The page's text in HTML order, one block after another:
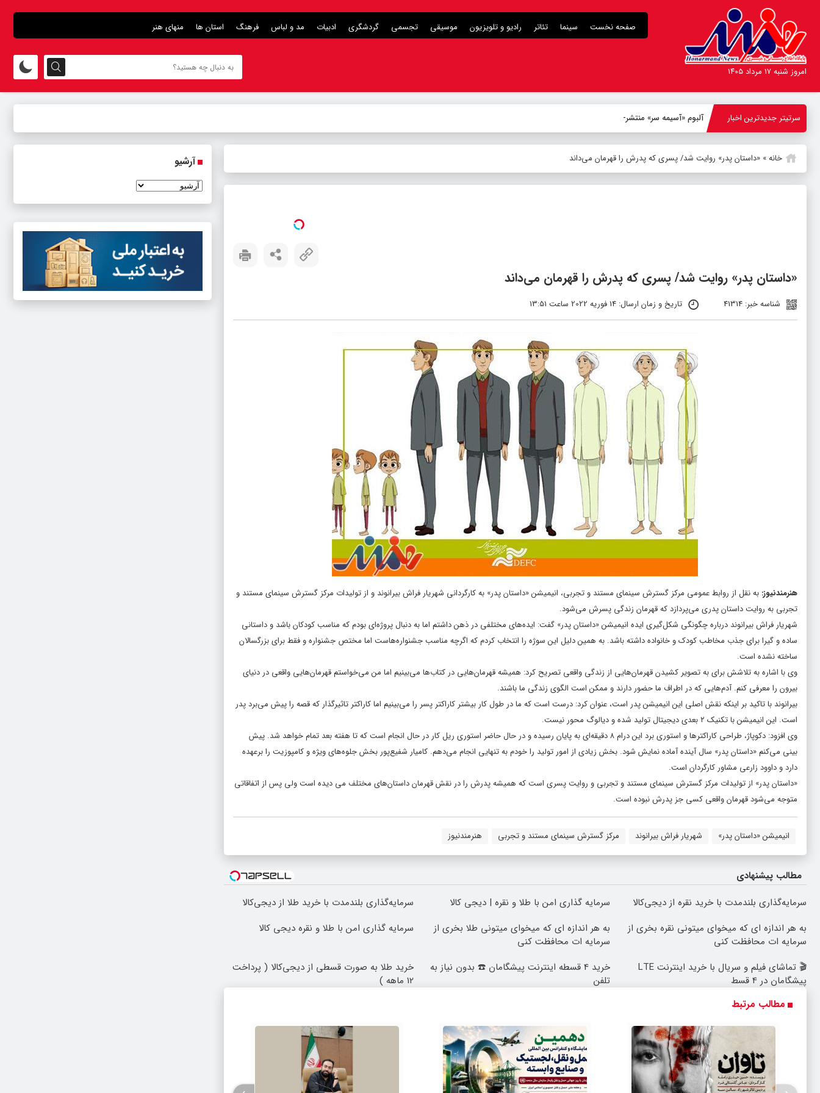
صفحه نخست سینما تئاتر رادیو و تلویزیون موسیقی تجسمی گردشگری ادبیات مد و لباس فرهنگ استان ها منهای هنر
امروز شنبه ۱۷ مرداد ۱۴۰۵
سرتیتر جدیدترین اخبار آلبوم «آسیمه سر» منتشر شد؛ دعوت به
خانه» «داستان پدر» روایت شد/ پسری که پدرش را قهرمان می‌داند
«داستان پدر» روایت شد/ پسری که پدرش را قهرمان می‌داند
شناسه خبر: 41314 تاریخ و زمان ارسال: 14 فوریه 2022 ساعت 13:51
هنرمندنیوز: به نقل از روابط عمومی مرکز گسترش سینمای مستند و تجربی، انیمیشن «داستان پدر» به کارگردانی شهریار فراش بیرانوند و از تولیدات مرکز گسترش سینمای مستند و
تجربی به روایت داستان پدری می‌پردازد که قهرمان زندگی پسرش می‌شود.
شهریار فراش بیرانوند درباره چگونگی شکل‌گیری ایده انیمیشن «داستان پدر» گفت: ایده‌های مختلفی در ذهن داشتم اما به دنبال پروژه‌ای بودم که مناسب کودکان باشد و داستانی
ساده و گیرا برای جذب مخاطب کودک و خانواده داشته باشد. به همین دلیل این سوژه را انتخاب کردم که اگرچه مناسب جشنواره‌هاست اما مختص جشنواره و فقط برای بزرگسالان
ساخته نشده است.
وی با اشاره به تلاشش برای به تصویر کشیدن قهرمان‌هایی از زندگی واقعی تصریح کرد: همیشه قهرمان‌هایی در کتاب‌ها می‌بینیم اما من می‌خواستم قهرمان‌هایی واقعی در دنیای
بیرون را معرفی کنم. آدم‌هایی که در اطراف ما حضور دارند و ممکن است الگوی زندگی ما باشند.
بیرانوند با تاکید بر اینکه نقش اصلی این انیمیشن پدر است، عنوان کرد: درست است که ما در طول کار بیشتر کاراکتر پسر را می‌بینیم اما کاراکتر تاثیرگذار که قصه را پیش می‌برد پدر
است. این انیمیشن با تکنیک ۲ بعدی دیجیتال تولید شده و دیالوگ محور نیست.
وی افزود: دکوپاژ، طراحی کاراکترها و استوری برد این درام ۸ دقیقه‌ای به پایان رسیده و در حال حاضر استوری ریل کار در حال انجام است که تا هفته بعد تمام خواهد شد. پیش
بینی می‌کنم «داستان پدر» سال آینده آماده نمایش شود. بخش زیادی از امور تولید را خودم به تنهایی انجام می‌دهم. کامیار شفیع‌پور بخش جلوه‌های ویژه و کامپوزیت را برعهده
دارد و داوود زارعی مشاور کارگردان است.
«داستان پدر» از تولیدات مرکز گسترش سینمای مستند و تجربی و روایت پسری است که همیشه پدرش را در نقش قهرمان داستان‌های مختلف می دیده است ولی پس از اتفاقاتی
متوجه می‌شود قهرمان واقعی کسی جز پدرش نبوده است.
انیمیشن «داستان پدر» شهریار فراش بیرانوند مرکز گسترش سینمای مستند و تجربی هنرمندنیوز
مطالب پیشنهادی
سرمایه‌گذاری بلندمدت با خرید نقره از دیجی‌کالا
سرمایه گذاری امن با طلا و نقره | دیجی کالا
سرمایه‌گذاری بلندمدت با خرید طلا از دیجی‌کالا
به هر اندازه ای که میخوای میتونی نقره بخری از
سرمایه ات محافظت کنی
به هر اندازه ای که میخوای میتونی طلا بخری از
سرمایه ات محافظت کنی
سرمایه گذاری امن با طلا و نقره دیجی کالا
🎬 تماشای فیلم و سریال با خرید اینترنت LTE
پیشگامان در 4 قسط
خرید 4 قسطه اینترنت پیشگامان ☎️ بدون نیاز به
تلفن
خرید طلا به صورت قسطی از دیجی‌کالا ( پرداخت
12 ماهه )
مطالب مرتبط
آرشیو